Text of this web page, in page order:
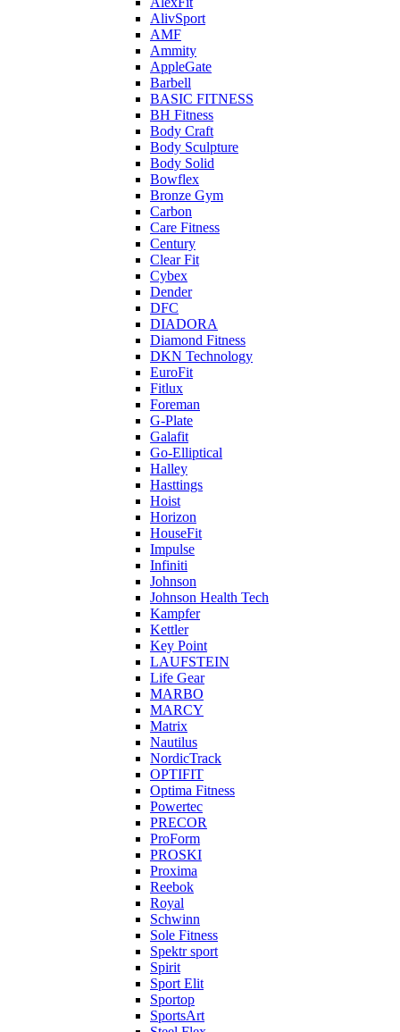
AlivSport
AMF
Ammity
AppleGate
Barbell
BASIC FITNESS
BH Fitness
Body Craft
Body Sculpture
Body Solid
Bowflex
Bronze Gym
Carbon
Care Fitness
Century
Clear Fit
Cybex
Dender
DFC
DIADORA
Diamond Fitness
DKN Technology
EuroFit
Fitlux
Foreman
G-Plate
Galafit
Go-Elliptical
Halley
Hasttings
Hoist
Horizon
HouseFit
Impulse
Infiniti
Johnson
Johnson Health Tech
Kampfer
Kettler
Key Point
LAUFSTEIN
Life Gear
MARBO
MARCY
Matrix
Nautilus
NordicTrack
OPTIFIT
Optima Fitness
Powertec
PRECOR
ProForm
PROSKI
Proxima
Reebok
Royal
Schwinn
Sole Fitness
Spektr sport
Spirit
Sport Elit
Sportop
SportsArt